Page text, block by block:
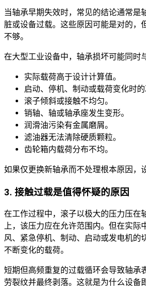
当轴承早期失效时，常见的结论通常是
脏或设备过载。这些原因可能是对的，
不够。
在大型工业设备中，轴承损坏可能同时
实际载荷高于设计计算值。
启动、停机、制动或载荷变化时的
滚子倾斜或接触不均匀。
销轴、轴或轴承座发生变形。
润滑油污染有金属磨屑。
滤油器无法清除硬质颗粒。
齿轮箱内载荷分布不均。
如果仅更换新轴承而不处理根本原因，
3. 接触过载是值得怀疑的原因
在工作过程中，滚子以极大的压力压在
上，该压力应在允许范围内。但在实际
风、紧急停机、制动、启动或发电机的
不断变化的载荷。
短期但高频重复的过载循环会导致轴承
劳裂纹并最终剥落。这就是为什么设备